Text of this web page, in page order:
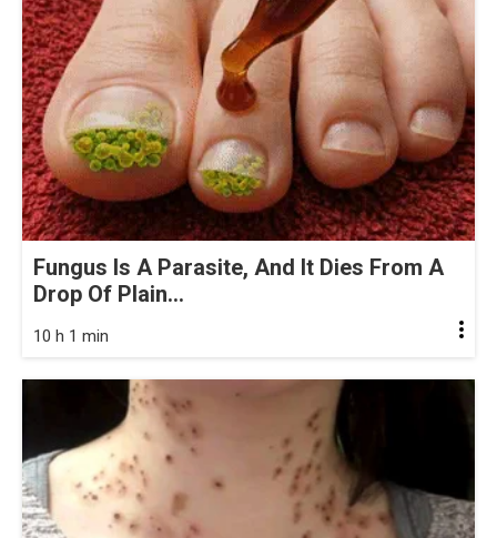
Fungus Is A Parasite, And It Dies From A
Drop Of Plain...
10 h 1 min